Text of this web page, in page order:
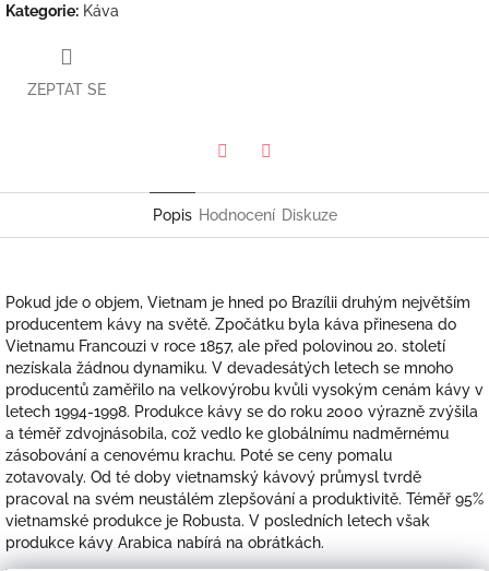
Kategorie: Káva
ZEPTAT SE
Popis Hodnocení Diskuze
Pokud jde o objem, Vietnam je hned po Brazílii druhým největším
producentem kávy na světě. Zpočátku byla káva přinesena do
Vietnamu Francouzi v roce 1857, ale před polovinou 20. století
nezískala žádnou dynamiku. V devadesátých letech se mnoho
producentů zaměřilo na velkovýrobu kvůli vysokým cenám kávy v
letech 1994-1998. Produkce kávy se do roku 2000 výrazně zvýšila
a téměř zdvojnásobila, což vedlo ke globálnímu nadměrnému
zásobování a cenovému krachu. Poté se ceny pomalu
zotavovaly. Od té doby vietnamský kávový průmysl tvrdě
pracoval na svém neustálém zlepšování a produktivitě. Téměř 95%
vietnamské produkce je Robusta. V posledních letech však
produkce kávy Arabica nabírá na obrátkách.